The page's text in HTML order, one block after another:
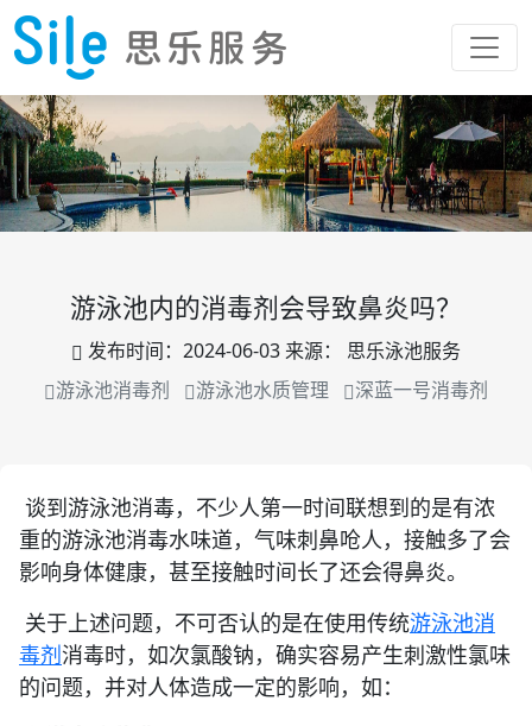
游泳池内的消毒剂会导致鼻炎吗？
发布时间： 2024-06-03 来源：
思乐泳池服务
游泳池消毒剂
游泳池水质管理 深蓝一号消毒剂
谈到游泳池消毒，不少人第一时间联想到的是有浓
重的游泳池消毒水味道，气味刺鼻呛人，接触多了会
影响身体健康，甚至接触时间长了还会得鼻炎。
关于上述问题，不可否认的是在使用传统游泳池消
毒剂 消毒时，如次氯酸钠，确实容易产生刺激性氯味
的问题，并对人体造成一定的影响，如：